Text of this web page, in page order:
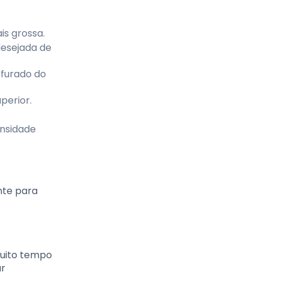
grossa.
de
do
para
tempo